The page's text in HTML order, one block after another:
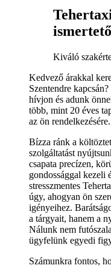
ismertető
Kiváló
Kedvező árakkal
Szentendre
hívjon és adunk
több, mint 20 éves
az ön rendelkezésére.
Bízza ránk a
szolgáltatást
csapata precízen,
gondossággal kezeli
stresszmentes
úgy, ahogyan ön
igényeihez.
a tárgyait, hanem a
Nálunk nem
ügyfelünk egyedi
Számunkra fontos,